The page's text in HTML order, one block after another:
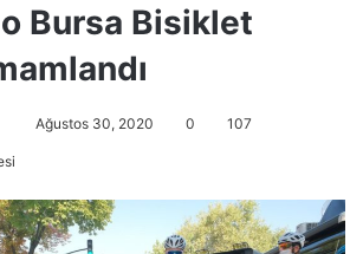
Bursa Bisiklet
e
-
Ağustos 30, 2020 0 107